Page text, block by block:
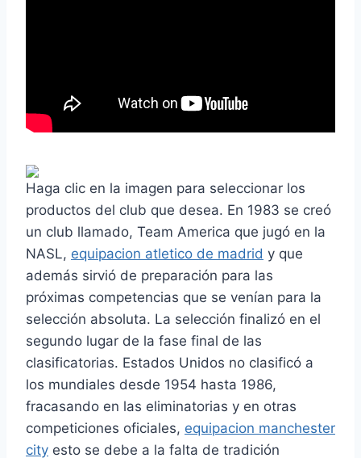
Haga clic en la imagen para seleccionar los
productos del club que desea. En 1983 se creó
un club llamado, Team America que jugó en la
NASL, equipacion atletico de madrid y que
además sirvió de preparación para las
próximas competencias que se venían para la
selección absoluta. La selección finalizó en el
segundo lugar de la fase final de las
clasificatorias. Estados Unidos no clasificó a
los mundiales desde 1954 hasta 1986,
fracasando en las eliminatorias y en otras
competiciones oficiales, equipacion manchester
city esto se debe a la falta de tradición